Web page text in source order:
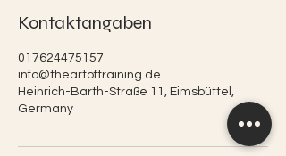
Kontaktangaben
017624475157
info@theartoftraining.de
Heinrich-Barth-Straße 11, Eimsbüttel,
Germany